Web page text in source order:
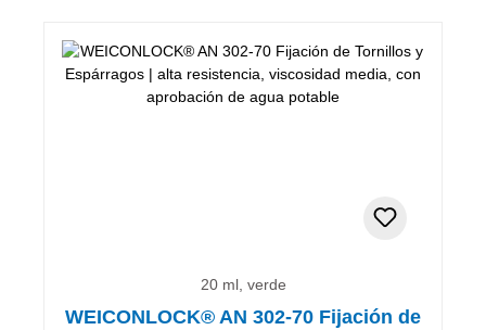
20 ml, verde
WEICONLOCK® AN 302-70 Fijación de